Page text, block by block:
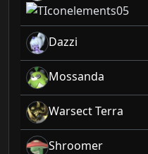
Dazzi
Mossanda
Warsect Terra
Shroomer